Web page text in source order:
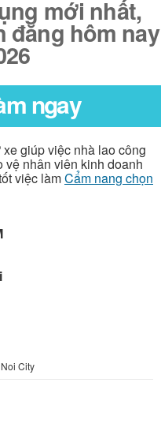
mới nhất,
đăng hôm nay
ngay
giúp việc nhà lao công
vệ nhân viên kinh doanh
việc làmCẩm nang chọn
City